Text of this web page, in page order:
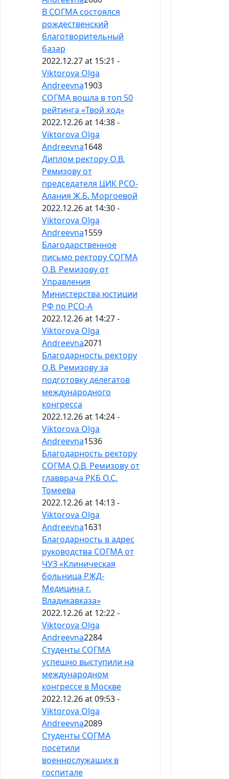
В СОГМА состоялся
рождественский
благотворительный
базар
2022.12.27 at 15:21 -
Viktorova Olga
Andreevna1903
СОГМА вошла в топ 50
рейтинга «Твой ход»
2022.12.26 at 14:38 -
Viktorova Olga
Andreevna1648
Диплом ректору О.В.
Ремизову от
председателя ЦИК РСО-
Алания Ж.Б. Моргоевой
2022.12.26 at 14:30 -
Viktorova Olga
Andreevna1559
Благодарственное
письмо ректору СОГМА
О.В. Ремизову от
Управления
Министерства юстиции
РФ по РСО-А
2022.12.26 at 14:27 -
Viktorova Olga
Andreevna2071
Благодарность ректору
О.В. Ремизову за
подготовку делегатов
международного
конгресса
2022.12.26 at 14:24 -
Viktorova Olga
Andreevna1536
Благодарность ректору
СОГМА О.В. Ремизову от
главврача РКБ О.С.
Томеева
2022.12.26 at 14:13 -
Viktorova Olga
Andreevna1631
Благодарность в адрес
руководства СОГМА от
ЧУЗ «Клиническая
больница РЖД-
Медицина г.
Владикавказа»
2022.12.26 at 12:22 -
Viktorova Olga
Andreevna2284
Студенты СОГМА
успешно выступили на
международном
конгрессе в Москве
2022.12.26 at 09:53 -
Viktorova Olga
Andreevna2089
Студенты СОГМА
посетили
военнослужащих в
госпитале